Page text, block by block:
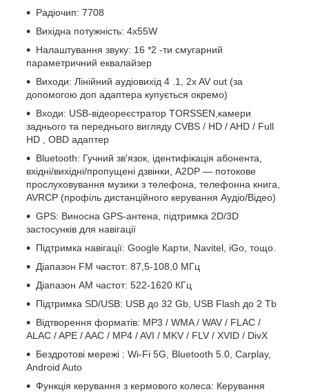
Радіочип: 7708
Вихідна потужність: 4х55W
Налаштування звуку: 16 *2 -ти смугарний
параметричний еквалайзер
Виходи: Лінійний аудіовихід 4 .1, 2x AV out (за
допомогою доп адаптера купується окремо)
Входи: USB-відеореєстратор TORSSEN,камери
заднього та переднього вигляду CVBS / HD /AHD / Full
HD
OBD адаптер
Bluetooth: Гучний зв'язок, ідентифікація абонента,
вхідні/вихідні/пропущені дзвінки, A2DP — потокове
прослуховування музики з телефона, телефонна книга,
AVRCP (профіль дистанційного керування Аудіо/Відео)
GPS: Виносна GPS-антена, підтримка 2D/3D
застосунків для навігації
Підтримка навігації: Google Карти, Navitel, iGo, тощо.
Діапазон FM частот: 87,5-108,0 МГц
Діапазон АМ частот: 522-1620 КГц
Підтримка SD/USB: USB до 32 Gb, USB Flash до 2 Tb
Відтворення форматів: MP3 / WMA / WAV / FLAC /
ALAC / APE / AAC / MP4 / AVI / MKV / FLV / XVID / DivX
Бездротові мережі : Wi-Fi 5G, Bluetooth 5.0, Carplay,
Android Auto
Функція керування з кермового колеса: Керування